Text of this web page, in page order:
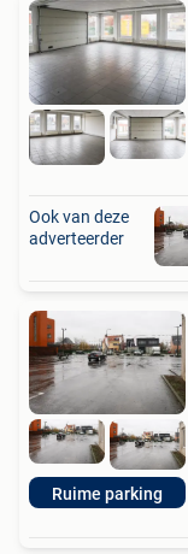
Ook van deze
adverteerder
Ruime parking